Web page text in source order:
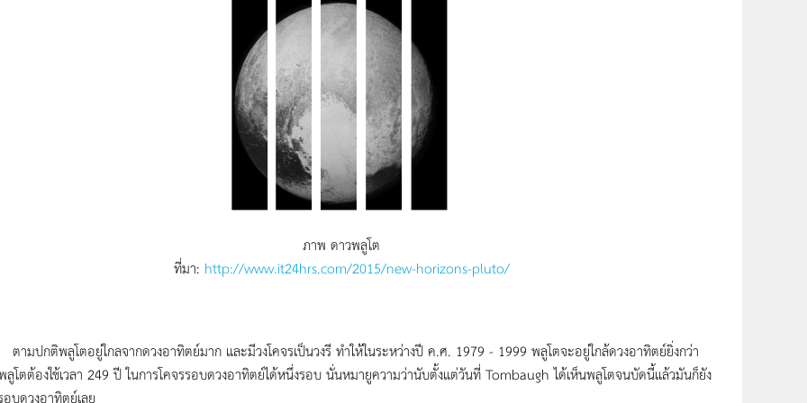
ภาพ ดาวพลูโต
ที่มา: http://www.it24hrs.com/2015/new-horizons-pluto/
ติพลูโตอยู่ใกลจากดวงอาทิตย์มาก และมีวงโคจรเป็นวงรี ทำให้ในระหว่างปี ค.ศ. 1979 - 1999 พลูโตจะอยู่ใกล้ดวงอาทิตย์ยิ่งกว่า
ลูโตต้องใช้เวลา 249 ปี ในการโคจรรอบดวงอาทิตย์ได้หนึ่งรอบ นั่นหมายูความว่านับตั้งแต่วันที่ Tombaugh ได้เห็นพลูโตจนบัดนี้แล้วมันก็ยัง
อบดวงอาทิตย์เลย